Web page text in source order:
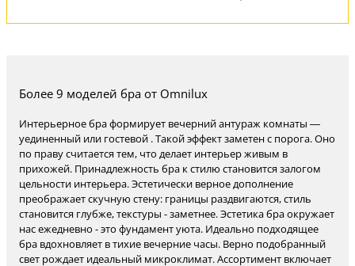
Более 9 моделей бра от Omnilux
Интерьерное бра формирует вечерний антураж комнаты —
уединенный или гостевой . Такой эффект заметен с порога. Оно
по праву считается тем, что делает интерьер живым в
прихожей. Принадлежность бра к стилю становится залогом
цельности интерьера. Эстетически верное дополнение
преображает скучную стену: границы раздвигаются, стиль
становится глубже, текстуры - заметнее. Эстетика бра окружает
нас ежедневно - это фундамент уюта. Идеально подходящее
бра вдохновляет в тихие вечерние часы. Верно подобранный
свет рождает идеальный микроклимат. Ассортимент включает